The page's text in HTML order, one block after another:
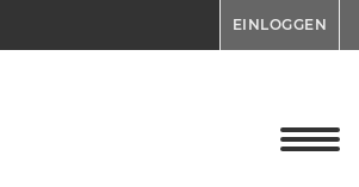
EINLOGGEN